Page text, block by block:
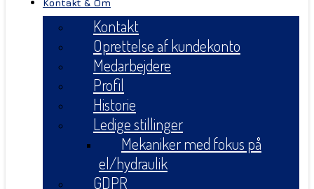
Kontakt & Om
Kontakt
Oprettelse af kundekonto
Medarbejdere
Profil
Historie
Ledige stillinger
Mekaniker med fokus på
el/hydraulik
GDPR